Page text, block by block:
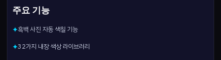
주요 기능
✦흑백 사진 자동 색칠 기능
✦32가지 내장 색상 라이브러리